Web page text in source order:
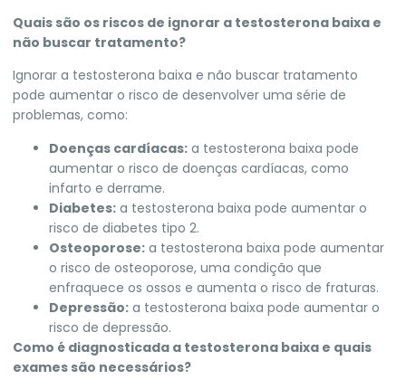
Quais são os riscos de ignorar a testosterona baixa e
não buscar tratamento?
Ignorar a testosterona baixa e não buscar tratamento
pode aumentar o risco de desenvolver uma série de
problemas, como:
Doenças cardíacas: a testosterona baixa pode
aumentar o risco de doenças cardíacas, como
infarto e derrame.
Diabetes: a testosterona baixa pode aumentar o
risco de diabetes tipo 2.
Osteoporose: a testosterona baixa pode aumentar
o risco de osteoporose, uma condição que
enfraquece os ossos e aumenta o risco de fraturas.
Depressão: a testosterona baixa pode aumentar o
risco de depressão.
Como é diagnosticada a testosterona baixa e quais
exames são necessários?